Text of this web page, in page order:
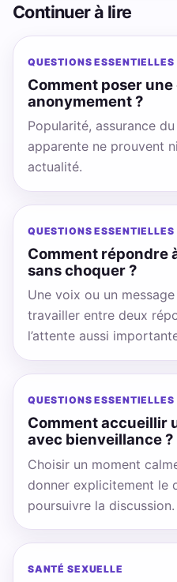
Continuer à lire
QUESTIONS ESSENTIELLES
Comment poser
anonymement ?
Popularité, assurance
apparente ne prouvent
actualité.
QUESTIONS ESSENTIELLES
Comment répondre
sans choquer ?
Une voix ou un
travailler entre deux
l’attente aussi
QUESTIONS ESSENTIELLES
Comment accueillir
avec bienveillance ?
Choisir un moment
donner explicitement le
poursuivre la discussion.
SANTÉ SEXUELLE